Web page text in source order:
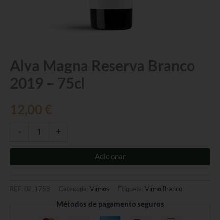
Alva Magna Reserva Branco
2019 – 75cl
12,00 €
-
Quantidade
de
Alva
Magna
Branco
+
Adicionar
REF: 02_1758 Categoria: Vinhos Etiqueta: Vinho Branco
Métodos de pagamento seguros